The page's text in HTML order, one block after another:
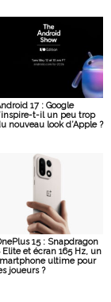
17 : Google
t-il un peu trop
nouveau look d’Apple ?
15 : Snapdragon
Elite et écran 165 Hz, un
ultime pour
joueurs ?